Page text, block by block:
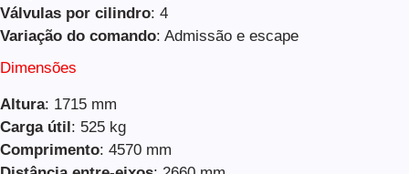
Válvulas por cilindro: 4
Variação do comando: Admissão e escape
Dimensões
Altura: 1715 mm
Carga útil: 525 kg
Comprimento: 4570 mm